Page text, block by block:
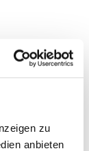
zu
anbieten